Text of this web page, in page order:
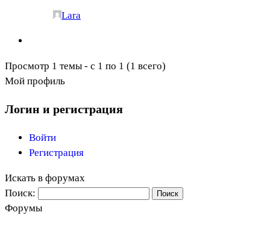
Lara
Просмотр 1 темы - с 1 по 1 (1 всего)
Мой профиль
Логин и регистрация
Войти
Регистрация
Искать в форумах
Поиск:
Форумы